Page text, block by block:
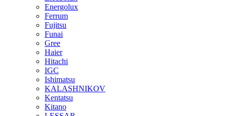
Energolux
Ferrum
Fujitsu
Funai
Gree
Haier
Hitachi
IGC
Ishimatsu
KALASHNIKOV
Kentatsu
Kitano